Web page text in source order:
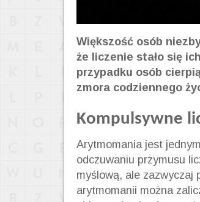
Większość osób
że liczenie stało się
przypadku osób
zmora codziennego
Kompulsywne
Arytmomania jest
odczuwaniu przymusu
myślową, ale zazwyczaj
arytmomanii można